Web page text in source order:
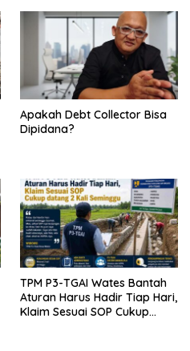
Apakah Debt Collector Bisa
Dipidana?
TPM P3-TGAI Wates Bantah
Aturan Harus Hadir Tiap Hari,
Klaim Sesuai SOP Cukup